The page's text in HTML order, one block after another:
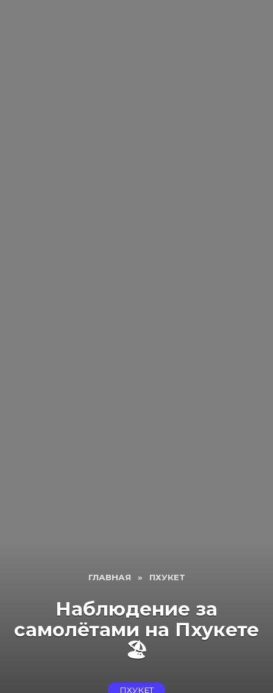
ГЛАВНАЯ » ПХУКЕТ
Наблюдение за
самолётами на Пхукете
🏖️
ПХУКЕТ